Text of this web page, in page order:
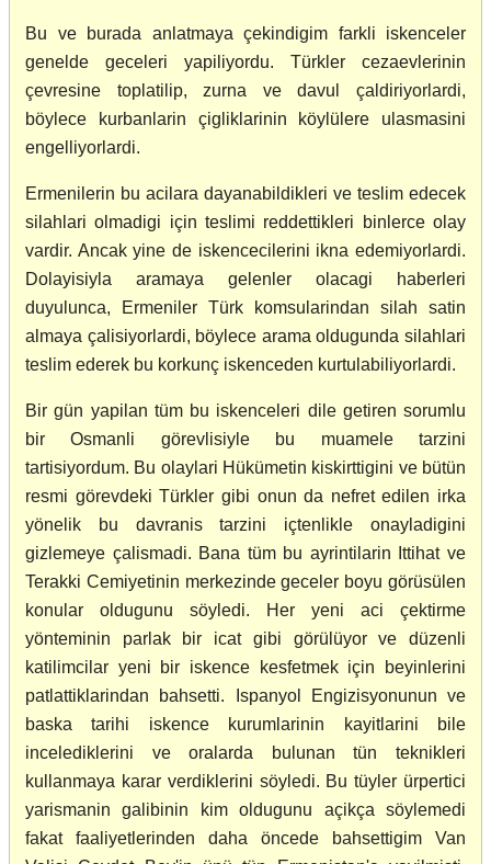
Bu ve burada anlatmaya çekindigim farkli iskenceler
genelde geceleri yapiliyordu. Türkler cezaevlerinin
çevresine toplatilip, zurna ve davul çaldiriyorlardi,
böylece kurbanlarin çigliklarinin köylülere ulasmasini
engelliyorlardi.
Ermenilerin bu acilara dayanabildikleri ve teslim edecek
silahlari olmadigi için teslimi reddettikleri binlerce olay
vardir. Ancak yine de iskencecilerini ikna edemiyorlardi.
Dolayisiyla aramaya gelenler olacagi haberleri
duyulunca, Ermeniler Türk komsularindan silah satin
almaya çalisiyorlardi, böylece arama oldugunda silahlari
teslim ederek bu korkunç iskenceden kurtulabiliyorlardi.
Bir gün yapilan tüm bu iskenceleri dile getiren sorumlu
bir Osmanli görevlisiyle bu muamele tarzini
tartisiyordum. Bu olaylari Hükümetin kiskirttigini ve bütün
resmi görevdeki Türkler gibi onun da nefret edilen irka
yönelik bu davranis tarzini içtenlikle onayladigini
gizlemeye çalismadi. Bana tüm bu ayrintilarin Ittihat ve
Terakki Cemiyetinin merkezinde geceler boyu görüsülen
konular oldugunu söyledi. Her yeni aci çektirme
yönteminin parlak bir icat gibi görülüyor ve düzenli
katilimcilar yeni bir iskence kesfetmek için beyinlerini
patlattiklarindan bahsetti. Ispanyol Engizisyonunun ve
baska tarihi iskence kurumlarinin kayitlarini bile
incelediklerini ve oralarda bulunan tün teknikleri
kullanmaya karar verdiklerini söyledi. Bu tüyler ürpertici
yarismanin galibinin kim oldugunu açikça söylemedi
fakat faaliyetlerinden daha öncede bahsettigim Van